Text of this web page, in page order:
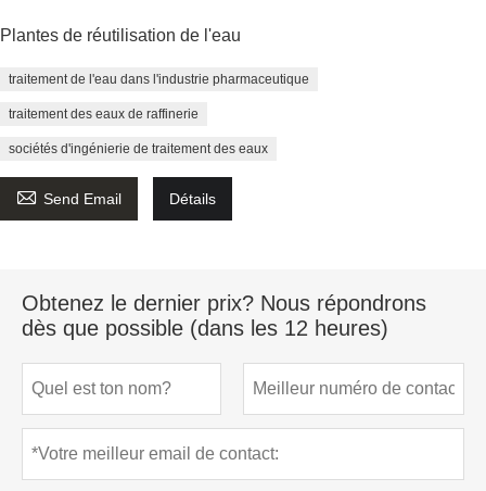
Plantes de réutilisation de l'eau
traitement de l'eau dans l'industrie pharmaceutique
traitement des eaux de raffinerie
sociétés d'ingénierie de traitement des eaux
 Send Email Détails
Obtenez le dernier prix? Nous répondrons
dès que possible (dans les 12 heures)